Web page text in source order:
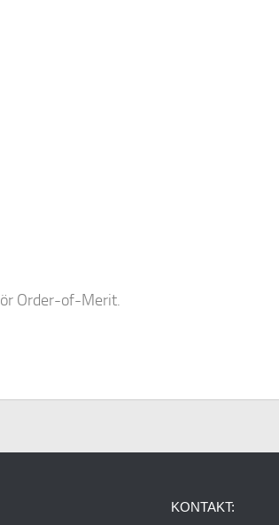
Order-of-Merit.
KONTAKT: